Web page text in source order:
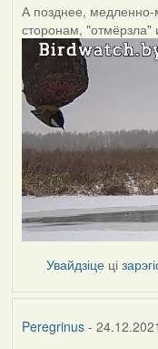
А позднее, медленно-
сторонам, "отмёрзла"
Увайдзіце ці
Peregrinus-